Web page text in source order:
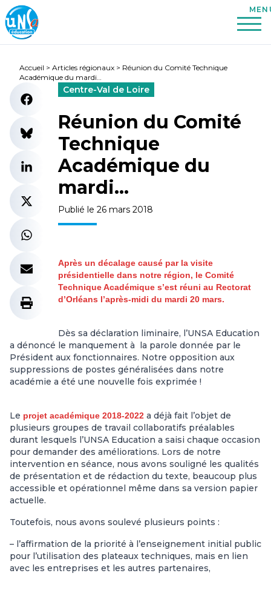
Accueil > Articles régionaux > Réunion du Comité Technique
Académique du mardi…
Centre-Val de Loire
Réunion du Comité
Technique
Académique du
mardi…
Publié le 26 mars 2018
Après un décalage causé par la visite
présidentielle dans notre région, le Comité
Technique Académique s’est réuni au Rectorat
d’Orléans l’après-midi du mardi 20 mars.
Dès sa déclaration liminaire, l’UNSA Education
a dénoncé le manquement à la parole donnée par le
Président aux fonctionnaires. Notre opposition aux
suppressions de postes généralisées dans notre
académie a été une nouvelle fois exprimée !
Le projet académique 2018-2022 a déjà fait l’objet de
plusieurs groupes de travail collaboratifs préalables
durant lesquels l’UNSA Education a saisi chaque occasion
pour demander des améliorations. Lors de notre
intervention en séance, nous avons souligné les qualités
de présentation et de rédaction du texte, beaucoup plus
accessible et opérationnel même dans sa version papier
actuelle.
Toutefois, nous avons soulevé plusieurs points :
– l’affirmation de la priorité à l’enseignement initial public
pour l’utilisation des plateaux techniques, mais en lien
avec les entreprises et les autres partenaires,